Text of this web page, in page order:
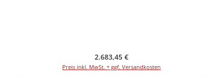
Regulärer Preis:
2.683,45 €
Preis inkl. MwSt. + ggf. Versandkosten